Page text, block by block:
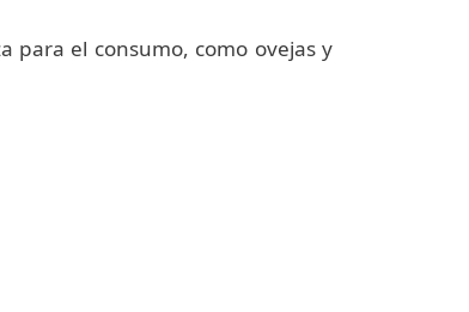
para el consumo, como ovejas y